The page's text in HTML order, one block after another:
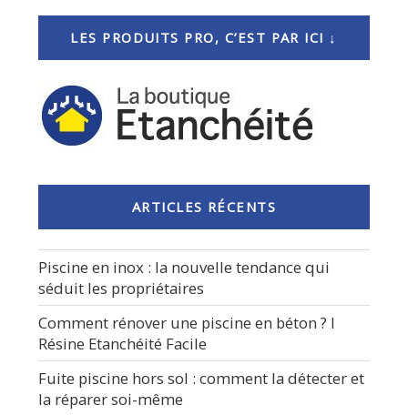
LES PRODUITS PRO, C’EST PAR ICI ↓
ARTICLES RÉCENTS
Piscine en inox : la nouvelle tendance qui
séduit les propriétaires
Comment rénover une piscine en béton ? I
Résine Etanchéité Facile
Fuite piscine hors sol : comment la détecter et
la réparer soi-même